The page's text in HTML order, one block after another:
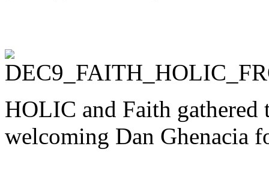
HOLIC and Faith gathered
welcoming Dan Ghenacia